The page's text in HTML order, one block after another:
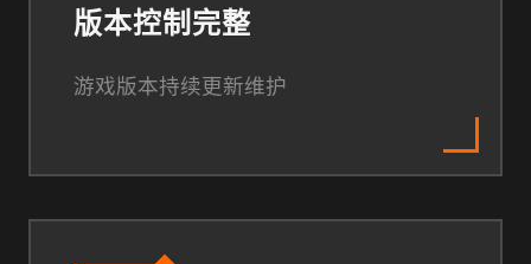
版本控制完整
游戏版本持续更新维护